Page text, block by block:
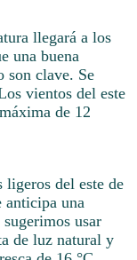
llegará a los
una buena
son clave. Se
vientos del este
de 12
del este de
anticipa una
usar
de luz natural y